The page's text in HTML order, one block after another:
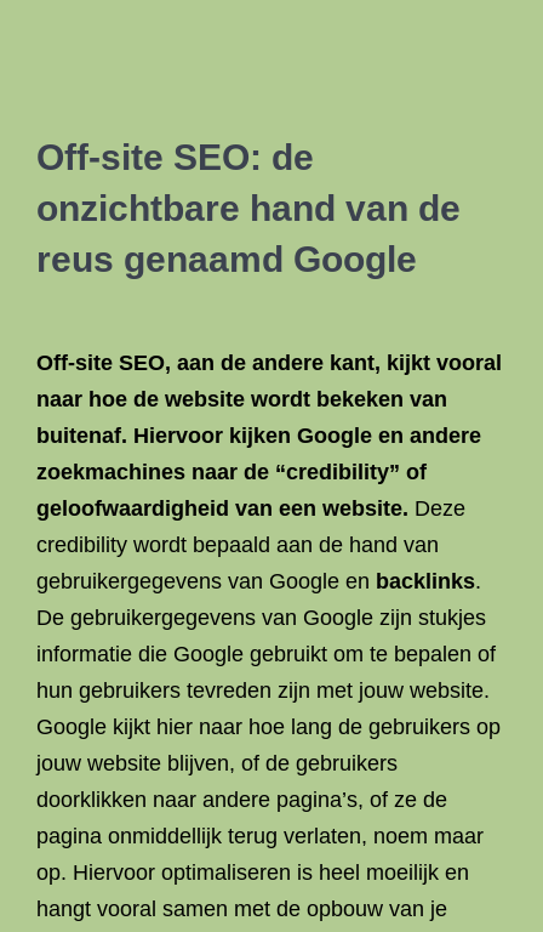
Off-site SEO: de
onzichtbare hand van de
reus genaamd Google
Off-site SEO, aan de andere kant, kijkt vooral
naar hoe de website wordt bekeken van
buitenaf. Hiervoor kijken Google en andere
zoekmachines naar de “credibility” of
geloofwaardigheid van een website. Deze
credibility wordt bepaald aan de hand van
gebruikergegevens van Google en backlinks.
De gebruikergegevens van Google zijn stukjes
informatie die Google gebruikt om te bepalen of
hun gebruikers tevreden zijn met jouw website.
Google kijkt hier naar hoe lang de gebruikers op
jouw website blijven, of de gebruikers
doorklikken naar andere pagina’s, of ze de
pagina onmiddellijk terug verlaten, noem maar
op. Hiervoor optimaliseren is heel moeilijk en
hangt vooral samen met de opbouw van je